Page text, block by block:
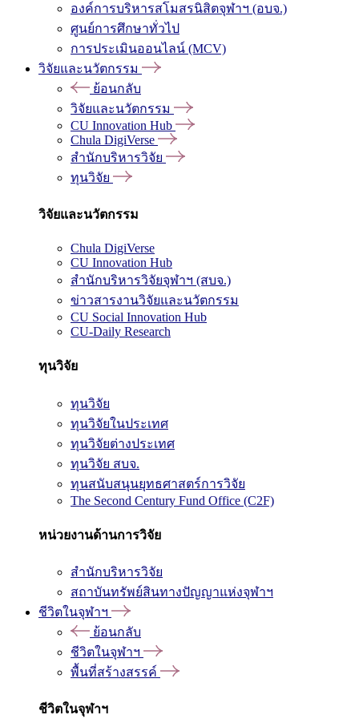
องค์การบริหารสโมสรนิสิตจุฬาฯ (อบจ.)
ศูนย์การศึกษาทั่วไป
การประเมินออนไลน์ (MCV)
วิจัยและนวัตกรรม
ย้อนกลับ
วิจัยและนวัตกรรม
CU Innovation Hub
Chula DigiVerse
สำนักบริหารวิจัย
ทุนวิจัย
วิจัยและนวัตกรรม
Chula DigiVerse
CU Innovation Hub
สำนักบริหารวิจัยจุฬาฯ (สบจ.)
ข่าวสารงานวิจัยและนวัตกรรม
CU Social Innovation Hub
CU-Daily Research
ทุนวิจัย
ทุนวิจัย
ทุนวิจัยในประเทศ
ทุนวิจัยต่างประเทศ
ทุนวิจัย สบจ.
ทุนสนับสนุนยุทธศาสตร์การวิจัย
The Second Century Fund Office (C2F)
หน่วยงานด้านการวิจัย
สำนักบริหารวิจัย
สถาบันทรัพย์สินทางปัญญาแห่งจุฬาฯ
ชีวิตในจุฬาฯ
ย้อนกลับ
ชีวิตในจุฬาฯ
พื้นที่สร้างสรรค์
ชีวิตในจุฬาฯ